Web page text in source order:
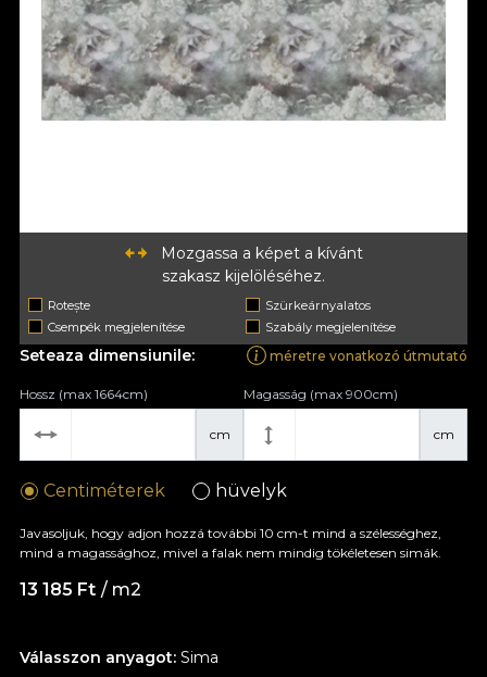
Mozgassa a képet a kívánt
szakasz kijelöléséhez.
Rotește
Szürkeárnyalatos
Csempék megjelenítése
Szabály megjelenítése
Válasszon anyagot: Sima
Seteaza dimensiunile: méretre vonatkozó útmutató
cm
Hossz (max 1664cm)
cm
Magasság (max 900cm)
Centiméterek hüvelyk
Javasoljuk, hogy adjon hozzá további 10 cm-t mind a szélességhez,
mind a magassághoz, mivel a falak nem mindig tökéletesen simák.
13 185 Ft / m2